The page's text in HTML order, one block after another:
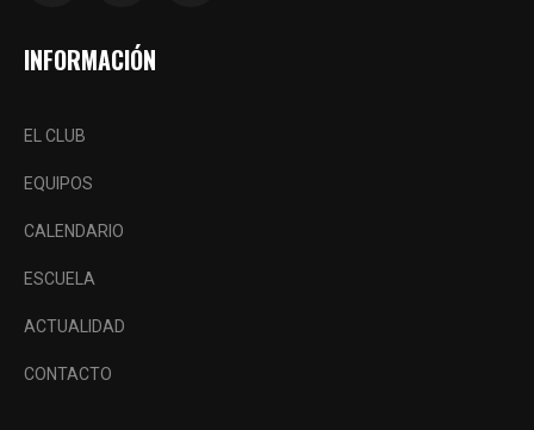
INFORMACIÓN
EL CLUB
EQUIPOS
CALENDARIO
ESCUELA
ACTUALIDAD
CONTACTO